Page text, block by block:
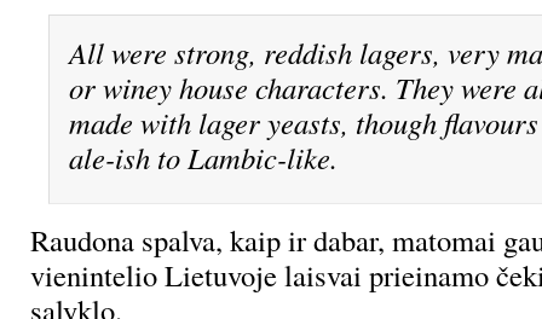
All were strong, reddish lagers, very
or winey house characters. They were
made with lager yeasts, though
ale-ish to Lambic-like.
Raudona spalva, kaip ir dabar, matomai
vienintelio Lietuvoje laisvai prieinamo
salyklo.